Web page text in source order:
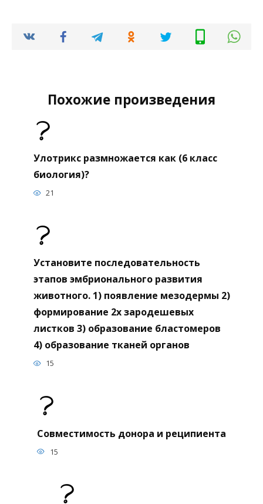
Похожие произведения
Улотрикс размножается как (6 класс
биология)?
21
Установите последовательность
этапов эмбрионального развития
животного. 1) появление мезодермы 2)
формирование 2х зародешевых
листков 3) образование бластомеров
4) образование тканей органов
15
Совместимость донора и реципиента
15